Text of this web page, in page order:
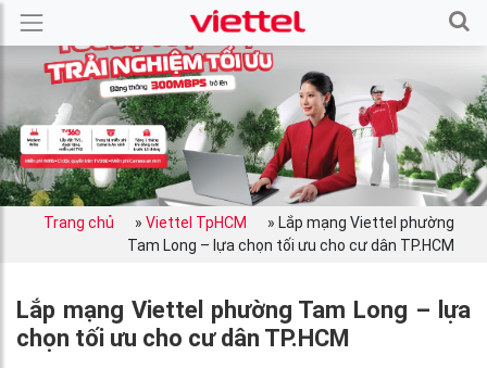
Trang chủ » Viettel TpHCM » Lắp mạng Viettel phường
Tam Long – lựa chọn tối ưu cho cư dân TP.HCM
Lắp mạng Viettel phường Tam Long – lựa
chọn tối ưu cho cư dân TP.HCM